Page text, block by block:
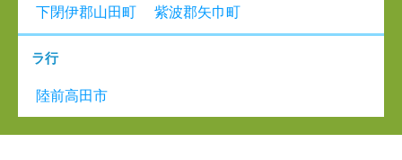
下閉伊郡山田町 紫波郡矢巾町
ラ行
陸前高田市